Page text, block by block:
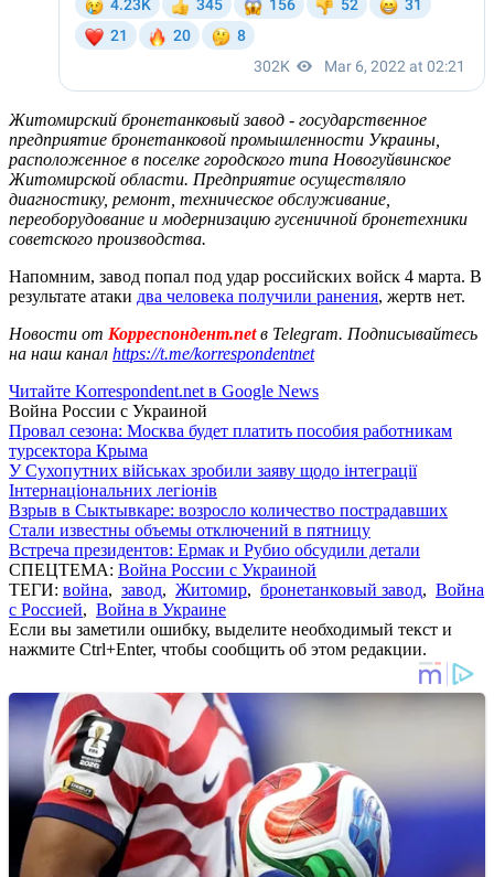
Житомирский бронетанковый завод - государственное
предприятие бронетанковой промышленности Украины,
расположенное в поселке городского типа Новогуйвинское
Житомирской области. Предприятие осуществляло
диагностику, ремонт, техническое обслуживание,
переоборудование и модернизацию гусеничной бронетехники
советского производства.
Напомним, завод попал под удар российских войск 4 марта. В
результате атаки два человека получили ранения, жертв нет.
Новости от Корреспондент.netв Telegram. Подписывайтесь
на наш канал https://t.me/korrespondentnet
Читайте Korrespondent.net в Google News
Война России с Украиной
Провал сезона: Москва будет платить пособия работникам
турсектора Крыма
У Сухопутних військах зробили заяву щодо інтеграції
Інтернаціональних легіонів
Взрыв в Сыктывкаре: возросло количество пострадавших
Стали известны объемы отключений в пятницу
Встреча президентов: Ермак и Рубио обсудили детали
СПЕЦТЕМА: Война России с Украиной
ТЕГИ: война, завод, Житомир, бронетанковый завод, Война
с Россией, Война в Украине
Если вы заметили ошибку, выделите необходимый текст и
нажмите Ctrl+Enter, чтобы сообщить об этом редакции.